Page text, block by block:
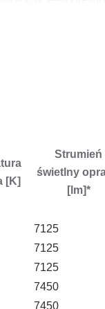
52 LED IoT
zamówienia
dostępnej wersji:
posiada:
dziennego
[K]
Strumień
świetlny
[lm]*
7125
7125
7125
7450
7450